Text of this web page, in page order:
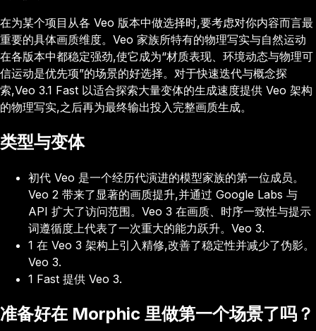
在为某个项目从各 Veo 版本中做选择时,要考虑对你内容而言最
重要的具体画质维度。Veo 家族所特有的物理写实与自然运动
在各版本中都稳定强劲,使它成为“材质表现、环境动态与物理可
信运动是优先项”的场景的好选择。对于快速迭代与概念探
索,Veo 3.1 Fast 以适合探索大量变体的生成速度提供 Veo 架构
的物理写实,之后再为最终输出投入完整画质生成。
类型与变体
初代 Veo 是一个经历代演进的模型家族的第一位成员。
Veo 2 带来了显著的画质提升,并通过 Google Labs 与
API 扩大了访问范围。Veo 3 在画质、时序一致性与提示
词遵循度上代表了一次重大的能力跃升。Veo 3.
1 在 Veo 3 架构上引入精修,改善了稳定性并减少了伪影。
Veo 3.
1 Fast 提供 Veo 3.
准备好在 Morphic 里做第一个场景了吗？